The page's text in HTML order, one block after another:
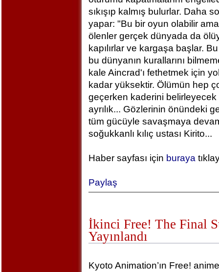
sıkışıp kalmış bulurlar. Daha
yapar: "Bu bir oyun olabilir
ölenler gerçek dünyada da
kapılırlar ve kargaşa başlar.
bu dünyanın kurallarını
kale Aincrad'ı fethetmek için
kadar yüksektir. Ölümün hep
geçerken kaderini belirleyecek
ayrılık... Gözlerinin önündeki
tüm gücüyle savaşmaya
soğukkanlı kılıç ustası Kirito...
Haber sayfası için buraya
Paylaş
İkinci Free! The Final
Yayınlandı
Kyoto Animation’ın Free!